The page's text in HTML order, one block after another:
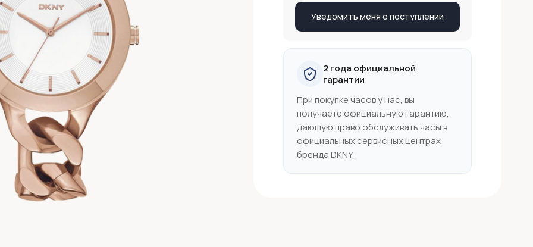
Уведомить меня о поступлении
2 года официальной
гарантии
При покупке часов у нас, вы
получаете официальную гарантию,
дающую право обслуживать часы в
официальных сервисных центрах
бренда DKNY.